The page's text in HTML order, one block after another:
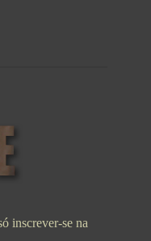
inscrever-se na